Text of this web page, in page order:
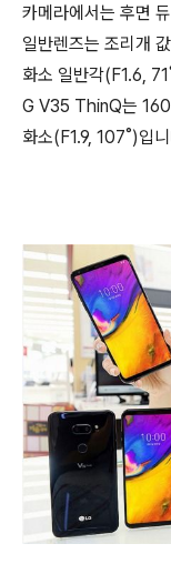
카메라에서는 후면
일반렌즈는 조리개
화소 일반각(F1.6,
G V35 ThinQ는
화소(F1.9, 107˚)입